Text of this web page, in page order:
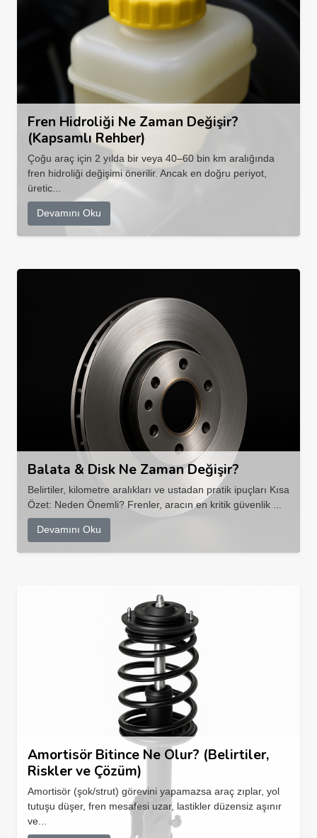
Fren Hidroliği Ne Zaman Değişir?
(Kapsamlı Rehber)
Çoğu araç için 2 yılda bir veya 40–60 bin km aralığında
fren hidroliği değişimi önerilir. Ancak en doğru periyot,
üretic...
Devamını Oku
Balata & Disk Ne Zaman Değişir?
Belirtiler, kilometre aralıkları ve ustadan pratik ipuçları Kısa
Özet: Neden Önemli? Frenler, aracın en kritik güvenlik ...
Devamını Oku
Amortisör Bitince Ne Olur? (Belirtiler,
Riskler ve Çözüm)
Amortisör (şok/strut) görevini yapamazsa araç zıplar, yol
tutuşu düşer, fren mesafesi uzar, lastikler düzensiz aşınır
ve...